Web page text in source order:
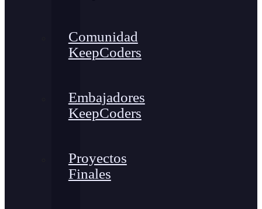
Comunidad
KeepCoders
Embajadores
KeepCoders
Proyectos
Finales